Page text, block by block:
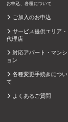
お申込、各種について
ご加入のお申込
サービス提供エリア・
代理店
対応アパート・マンシ
ョン
各種変更手続きについ
て
よくあるご質問